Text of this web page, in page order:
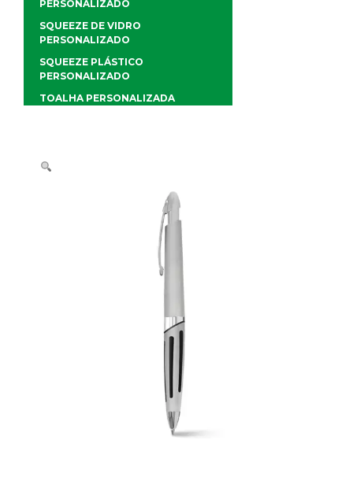
PERSONALIZADO
SQUEEZE DE VIDRO
PERSONALIZADO
SQUEEZE PLÁSTICO
PERSONALIZADO
TOALHA PERSONALIZADA